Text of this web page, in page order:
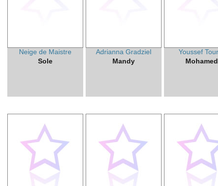
Neige de Maistre
Sole
Adrianna Gradziel
Mandy
Youssef
Mohamed